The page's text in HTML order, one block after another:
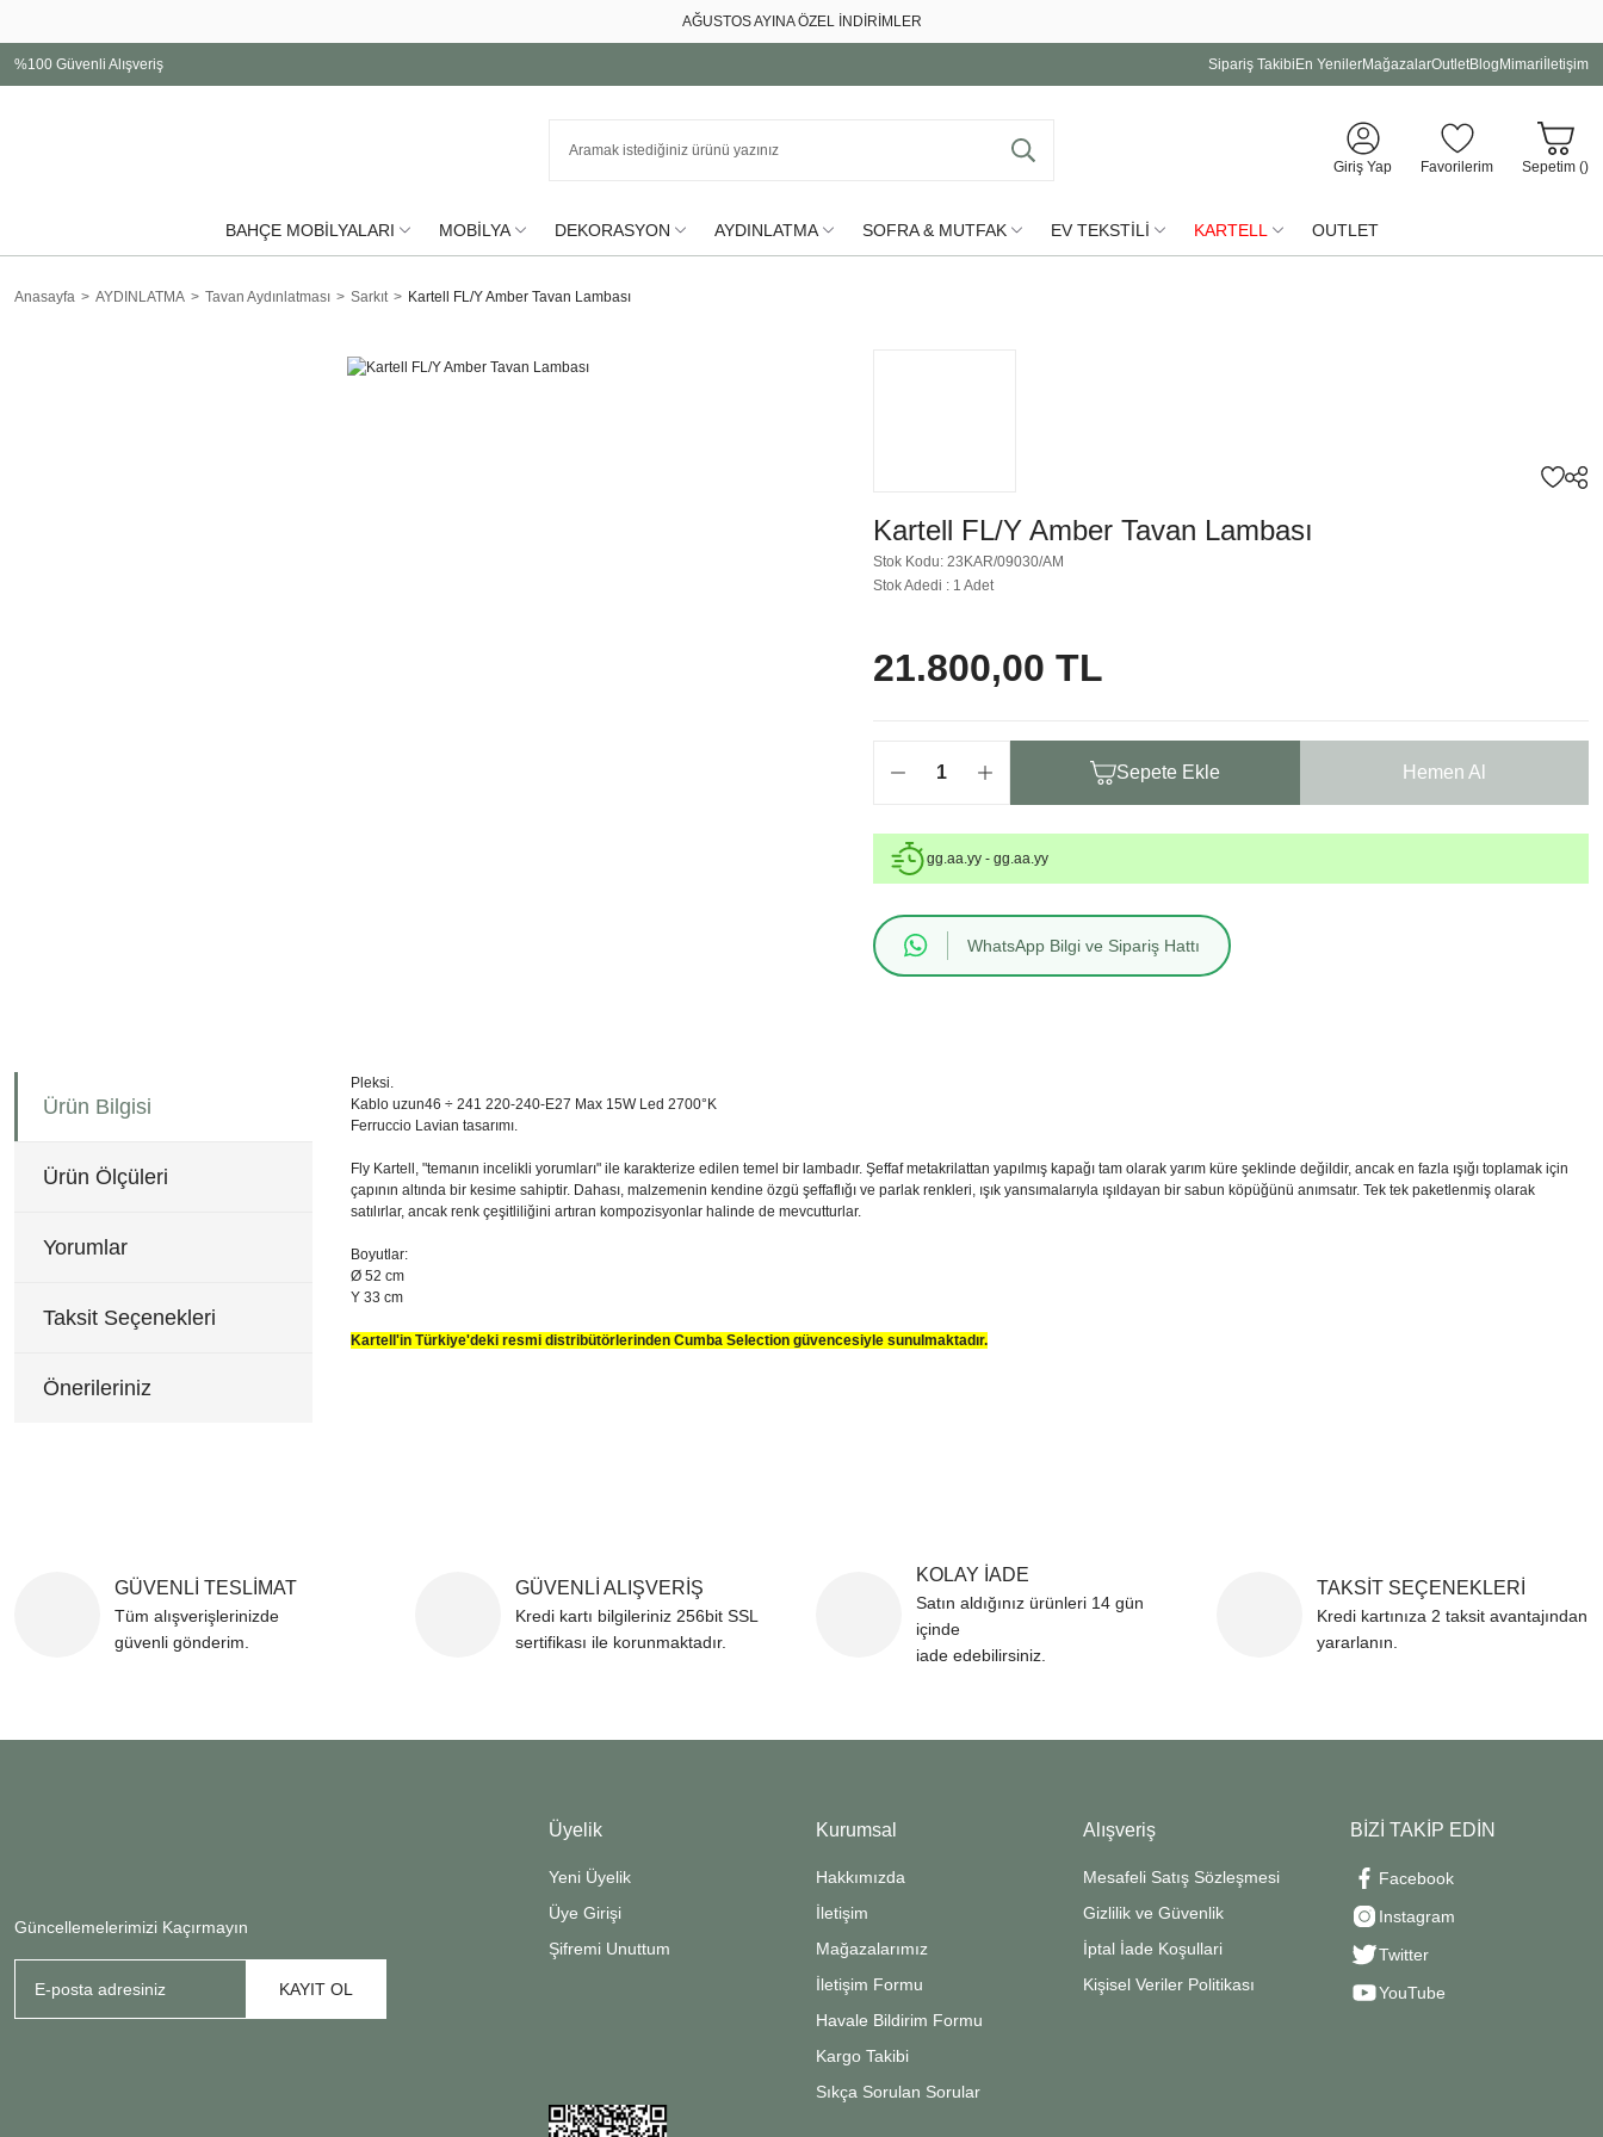
AĞUSTOS AYINA ÖZEL İNDİRİMLER
%100 Güvenli Alışveriş Sipariş Takibi En YenilerMağazalarOutletBlog Mimari İletişim
Giriş Yap Favorilerim Sepetim ()
BAHÇE MOBİLYALARI MOBİLYA DEKORASYON AYDINLATMA SOFRA & MUTFAK EV TEKSTİLİ KARTELL OUTLET
Anasayfa AYDINLATMA Tavan Aydınlatması Sarkıt Kartell FL/Y Amber Tavan Lambası
Kartell FL/Y Amber Tavan Lambası
Stok Kodu: 23KAR/09030/AM
Stok Adedi : 1 Adet
21.800,00 TL
Sepete Ekle Hemen Al
gg.aa.yy - gg.aa.yy
WhatsApp Bilgi ve Sipariş Hattı
Ürün Bilgisi
Ürün Ölçüleri
Yorumlar
Taksit Seçenekleri
Önerileriniz
Pleksi.
Kablo uzun46 ÷ 241 220-240-E27 Max 15W Led 2700°K
Ferruccio Lavian tasarımı.
Fly Kartell, "temanın incelikli yorumları" ile karakterize edilen temel bir lambadır. Şeffaf metakrilattan yapılmış kapağı tam olarak yarım küre şeklinde değildir, ancak en fazla ışığı toplamak için
çapının altında bir kesime sahiptir. Dahası, malzemenin kendine özgü şeffaflığı ve parlak renkleri, ışık yansımalarıyla ışıldayan bir sabun köpüğünü anımsatır. Tek tek paketlenmiş olarak
satılırlar, ancak renk çeşitliliğini artıran kompozisyonlar halinde de mevcutturlar.
Boyutlar:
Ø 52 cm
Y 33 cm
Kartell'in Türkiye'deki resmi distribütörlerinden Cumba Selection güvencesiyle sunulmaktadır.
Bu ürüne benzer farklı alternatifler olmalı.
Gönder
GÜVENLİ TESLİMAT
Tüm alışverişlerinizde
güvenli gönderim.
GÜVENLİ ALIŞVERİŞ
Kredi kartı bilgileriniz 256bit SSL
sertifikası ile korunmaktadır.
KOLAY İADE
Satın aldığınız ürünleri 14 gün
içinde
iade edebilirsiniz.
TAKSİT SEÇENEKLERİ
Kredi kartınıza 2 taksit avantajından
yararlanın.
Güncellemelerimizi Kaçırmayın
KAYIT OL
Üyelik
Yeni Üyelik
Üye Girişi
Şifremi Unuttum
Kurumsal
Hakkımızda
İletişim
Mağazalarımız
İletişim Formu
Havale Bildirim Formu
Kargo Takibi
Sıkça Sorulan Sorular
Alışveriş
Mesafeli Satış Sözleşmesi
Gizlilik ve Güvenlik
İptal İade Koşullari
Kişisel Veriler Politikası
BİZİ TAKİP EDİN
Facebook
Instagram
Twitter
YouTube